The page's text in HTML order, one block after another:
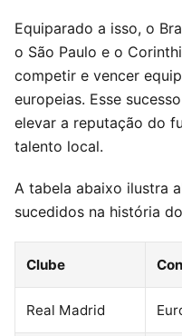
Equiparado a isso, o
o São Paulo e o
competir e vencer
europeias. Esse
elevar a reputação do
talento local.
A tabela abaixo ilustra
sucedidos na história
Clube
Real Madrid